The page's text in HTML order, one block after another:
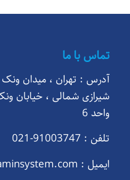
تماس با ما
آدرس : تهران ، میدان ونک
واحد 6
تلفن : 91003747-021
ایمیل :